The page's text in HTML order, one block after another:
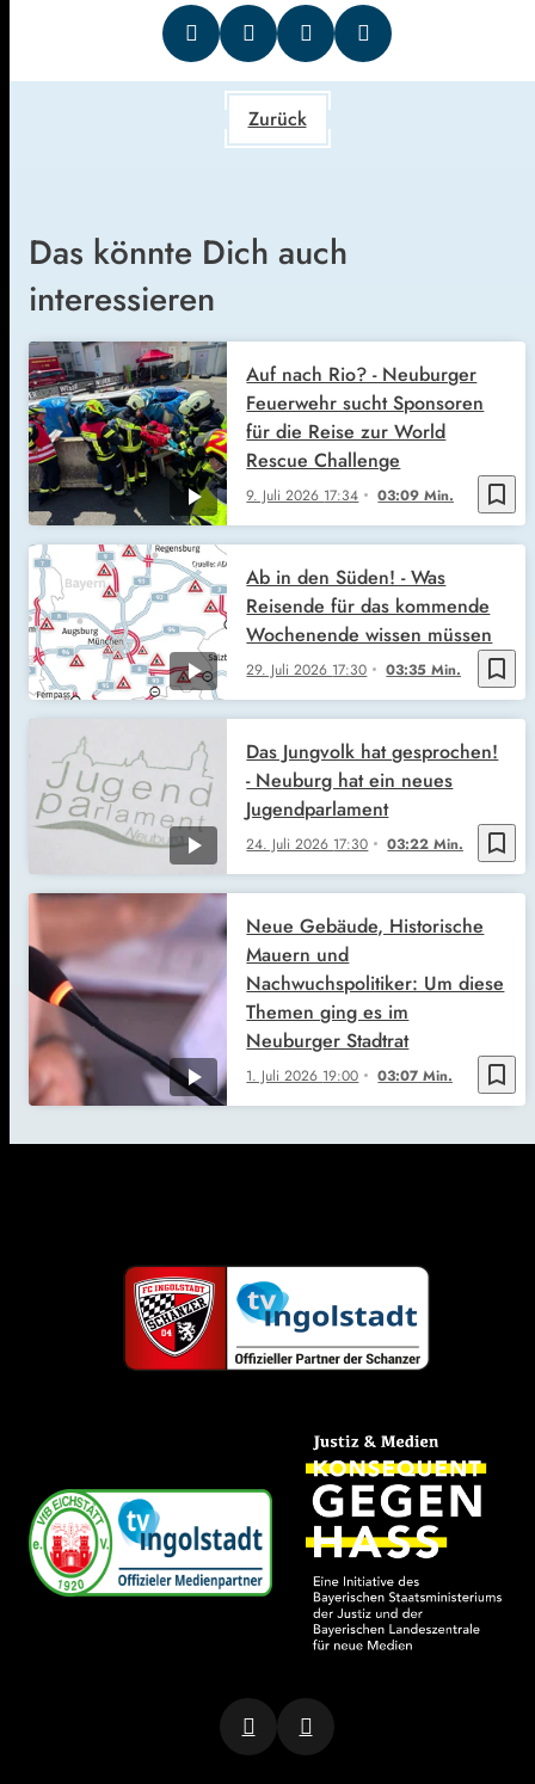
Zurück
Das könnte Dich auch
interessieren
bookmark_border
9. Juli 2026 17:34 03:09 Min.
Auf nach Rio? - Neuburger
Feuerwehr sucht Sponsoren
für die Reise zur World
Rescue Challenge
bookmark_border
29. Juli 2026 17:30 03:35 Min.
Ab in den Süden! - Was
Reisende für das kommende
Wochenende wissen müssen
bookmark_border
24. Juli 2026 17:30 03:22 Min.
Das Jungvolk hat gesprochen!
- Neuburg hat ein neues
Jugendparlament
bookmark_border
1. Juli 2026 19:00 03:07 Min.
Neue Gebäude, Historische
Mauern und
Nachwuchspolitiker: Um diese
Themen ging es im
Neuburger Stadtrat